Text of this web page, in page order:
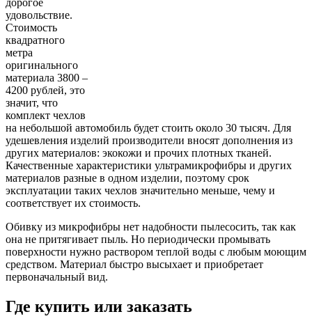
дорогое
удовольствие.
Стоимость
квадратного
метра
оригинального
материала 3800 –
4200 рублей, это
значит, что
комплект чехлов
на небольшой автомобиль будет стоить около 30 тысяч. Для
удешевления изделий производители вносят дополнения из
других материалов: экокожи и прочих плотных тканей.
Качественные характеристики ультрамикрофибры и других
материалов разные в одном изделии, поэтому срок
эксплуатации таких чехлов значительно меньше, чему и
соответствует их стоимость.
Обивку из микрофибры нет надобности пылесосить, так как
она не притягивает пыль. Но периодически промывать
поверхности нужно раствором теплой воды с любым моющим
средством. Материал быстро высыхает и приобретает
первоначальный вид.
Где купить или заказать